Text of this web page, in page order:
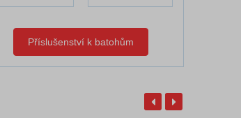
Příslušenství k batohům